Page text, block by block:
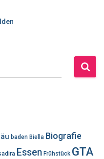
baden Biella Biografie
Essen Frühstück GTA